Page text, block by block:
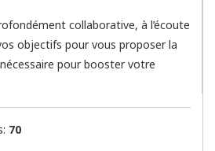
collaborative, à l’écoute
objectifs pour vous proposer la
pour booster votre
70